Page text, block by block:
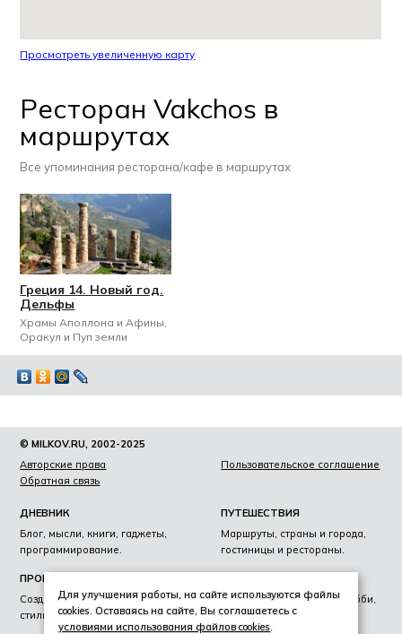
Просмотреть увеличенную карту
Ресторан Vakchos в
маршрутах
Все упоминания ресторана/кафе в маршрутах
Греция 14. Новый год.
Дельфы
Храмы Аполлона и Афины,
Оракул и Пуп земли
© MILKOV.RU, 2002-2025
Авторские права
Пользовательское соглашение
Обратная связь
ДНЕВНИК
Блог, мысли, книги, гаджеты,
программирование.
ПУТЕШЕСТВИЯ
Маршруты, страны и города,
гостиницы и рестораны.
ПРОЕКТЫ
Создание сайтов, фирменный
стиль, лайвскоринг.
Образование, награды, хобби,
увлечения
Для улучшения работы, на сайте используются файлы
cookies. Оставаясь на сайте, Вы соглашаетесь с
условиями использования файлов cookies